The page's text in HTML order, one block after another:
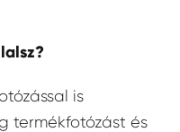
is
termékfotózást és